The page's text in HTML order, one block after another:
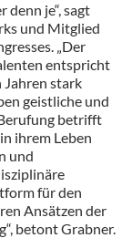
denn je“, sagt
und Mitglied
„Der
entspricht
Jahren stark
geistliche und
betrifft
ihrem Leben
und
für den
Ansätzen der
betont Grabner.